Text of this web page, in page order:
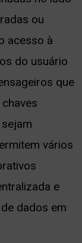
ou
acesso à
do usuário
que
vários
e
dados em